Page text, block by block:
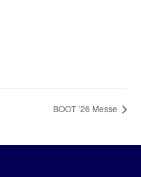
BOOT ’26 Messe